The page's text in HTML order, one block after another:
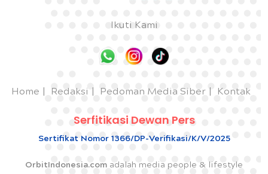
Ikuti Kami
Home Redaksi Pedoman Media Siber Kontak
Serfitikasi Dewan Pers
Sertifikat Nomor 1366/DP-Verifikasi/K/V/2025
OrbitIndonesia.com adalah media people & lifestyle